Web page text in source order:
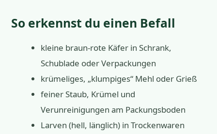
So erkennst du einen Befall
kleine braun-rote Käfer in Schrank,
Schublade oder Verpackungen
krümeliges, „klumpiges“ Mehl oder Grieß
feiner Staub, Krümel und
Verunreinigungen am Packungsboden
Larven (hell, länglich) in Trockenwaren